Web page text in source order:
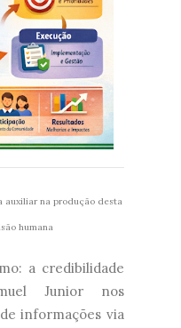
auxiliar na produção desta
humana
a credibilidade
Junior nos
informações via